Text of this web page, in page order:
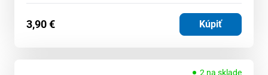
3,90€ Kúpiť
2 na sklade